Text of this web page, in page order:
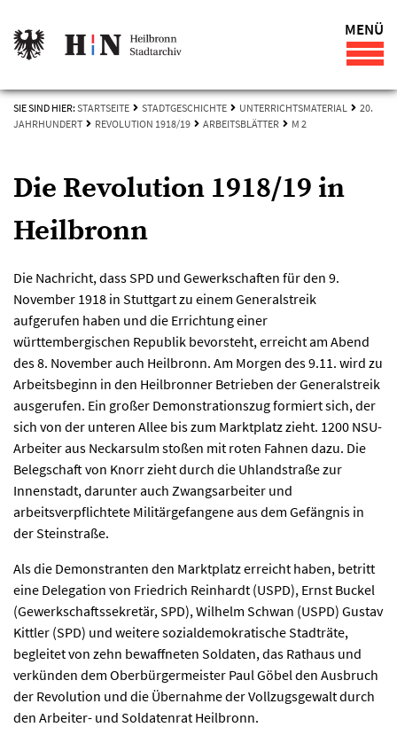
MENÜ
SIE SIND HIER: STARTSEITE STADTGESCHICHTE UNTERRICHTSMATERIAL
20.
JAHRHUNDERT
REVOLUTION 1918/19 ARBEITSBLÄTTER M 2
Die Revolution 1918/19 in
Heilbronn
Die Nachricht, dass SPD und Gewerkschaften für den 9.
November 1918 in Stuttgart zu einem Generalstreik
aufgerufen haben und die Errichtung einer
württembergischen Republik bevorsteht, erreicht am Abend
des 8. November auch Heilbronn. Am Morgen des 9.11. wird zu
Arbeitsbeginn in den Heilbronner Betrieben der Generalstreik
ausgerufen. Ein großer Demonstrationszug formiert sich, der
sich von der unteren Allee bis zum Marktplatz zieht. 1200 NSU-
Arbeiter aus Neckarsulm stoßen mit roten Fahnen dazu. Die
Belegschaft von Knorr zieht durch die Uhlandstraße zur
Innenstadt, darunter auch Zwangsarbeiter und
arbeitsverpflichtete Militärgefangene aus dem Gefängnis in
der Steinstraße.
Als die Demonstranten den Marktplatz erreicht haben, betritt
eine Delegation von Friedrich Reinhardt (USPD), Ernst Buckel
(Gewerkschaftssekretär, SPD), Wilhelm Schwan (USPD) Gustav
Kittler (SPD) und weitere sozialdemokratische Stadträte,
begleitet von zehn bewaffneten Soldaten, das Rathaus und
verkünden dem Oberbürgermeister Paul Göbel den Ausbruch
der Revolution und die Übernahme der Vollzugsgewalt durch
den Arbeiter- und Soldatenrat Heilbronn.